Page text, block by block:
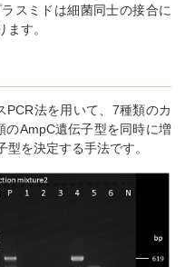
スミドは細菌同士の接合に
す。
法を用いて、7種類のカ
のAmpC遺伝子型を同時に増
を決定する手法です。